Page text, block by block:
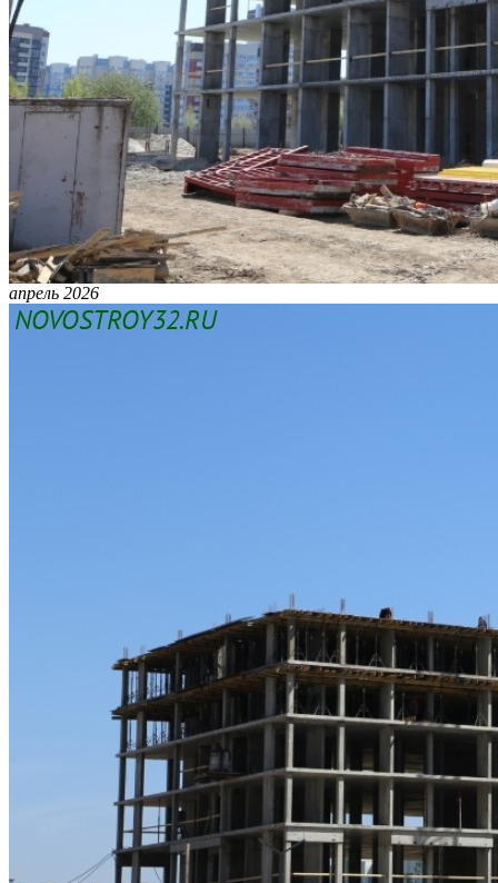
апрель 2026